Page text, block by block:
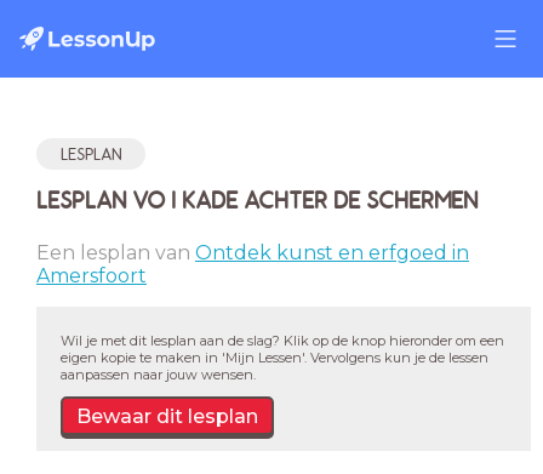
LESPLAN
LESPLAN VO I KADE ACHTER DE SCHERMEN
Een lesplan van Ontdek kunst en erfgoed in
Amersfoort
Wil je met dit lesplan aan de slag? Klik op de knop hieronder om een
eigen kopie te maken in 'Mijn Lessen'. Vervolgens kun je de lessen
aanpassen naar jouw wensen.
Bewaar dit lesplan